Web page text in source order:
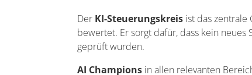
Der KI-Steuerungskreis ist das zentrale
bewertet. Er sorgt dafür, dass kein
geprüft wurden.
AI Champions in allen relevanten